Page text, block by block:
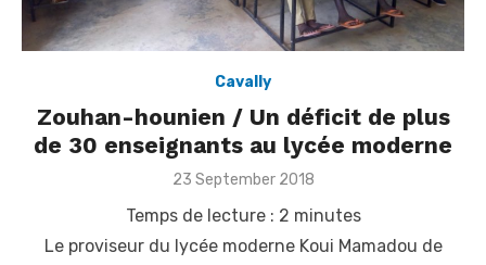
Cavally
Zouhan-hounien / Un déficit de plus
de 30 enseignants au lycée moderne
Posted
23 September 2018
Temps de lecture : 2 minutes
Le proviseur du lycée moderne Koui Mamadou de